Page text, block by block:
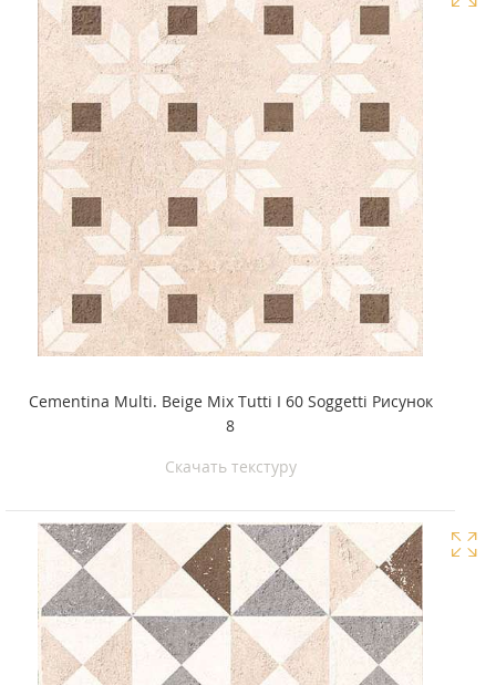
Cementina Multi. Beige Mix Tutti I 60 Soggetti Рисунок
8
Скачать текстуру